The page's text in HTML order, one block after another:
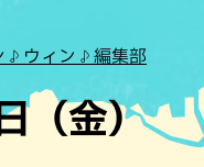
♪ウィン♪編集部
（金）